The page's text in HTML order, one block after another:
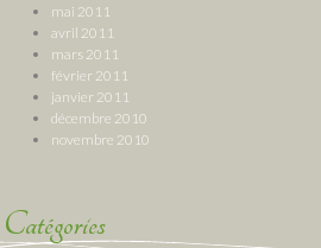
mai 2011
avril 2011
mars 2011
février 2011
janvier 2011
décembre 2010
novembre 2010
Catégories